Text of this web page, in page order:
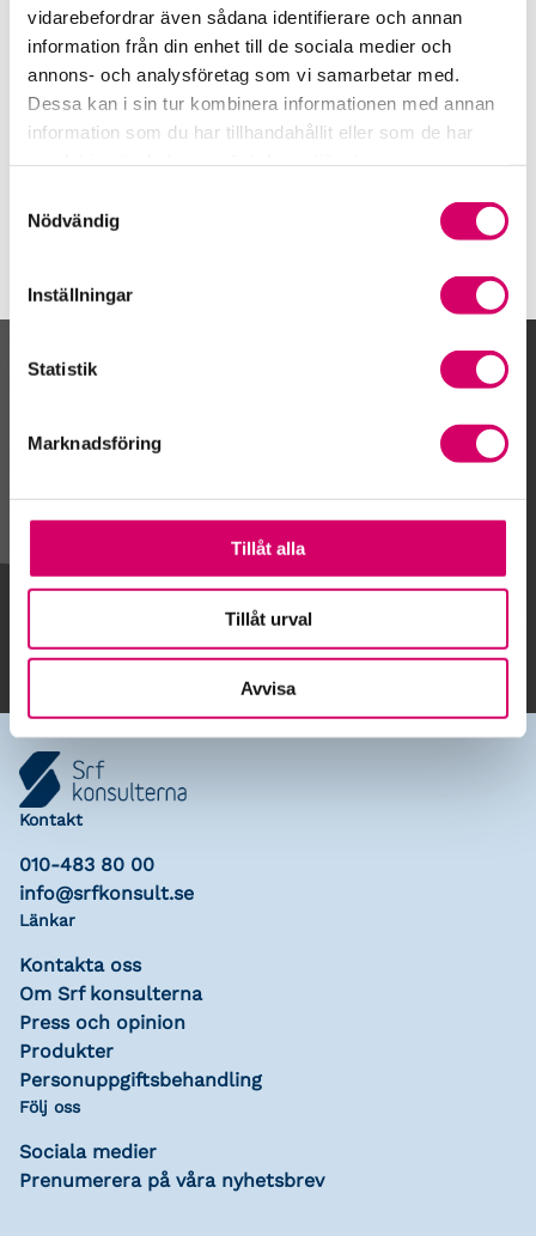
vidarebefordrar även sådana identifierare och annan
information från din enhet till de sociala medier och
annons- och analysföretag som vi samarbetar med.
Dessa kan i sin tur kombinera informationen med annan
information som du har tillhandahållit eller som de har
Nödvändig
Inställningar
Statistik
Marknadsföring
Tillåt alla
Tillåt urval
Avvisa
Srf Auktoriserade konsulter
Sofia Lundsten
Auktoriserad Redovisningskonsult
Skicka e-post
076-022 44 10
Vislanda
Kalendarium
Gå till kalendariet
Lägg till i kalender
Kontakt
010-483 80 00
info@srfkonsult.se
Länkar
Kontakta oss
Om Srf konsulterna
Press och opinion
Produkter
Personuppgiftsbehandling
Följ oss
Sociala medier
Prenumerera på våra nyhetsbrev